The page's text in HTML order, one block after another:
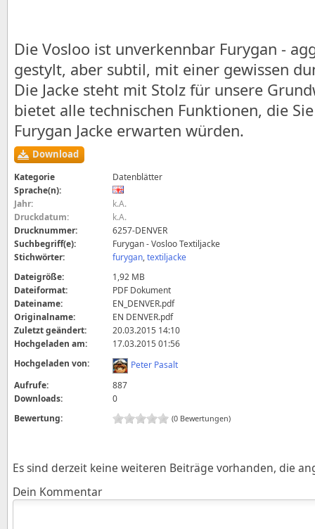
Die Vosloo ist unverkennbar Furygan -
gestylt, aber subtil, mit einer gewissen
Die Jacke steht mit Stolz für unsere
bietet alle technischen Funktionen, die
Furygan Jacke erwarten würden.
Download
Kategorie
Datenblätter
Sprache(n):
Jahr:
k.A.
Druckdatum:
k.A.
Drucknummer:
6257-DENVER
Suchbegriff(e):
Furygan - Vosloo Textiljacke
Stichwörter:
furygan,textiljacke
Dateigröße:
1,92 MB
Dateiformat:
PDF Dokument
Dateiname:
EN_DENVER.pdf
Originalname:
EN DENVER.pdf
Zuletzt geändert:
20.03.2015 14:10
Hochgeladen am:
17.03.2015 01:56
Hochgeladen von:
Peter Pasalt
Aufrufe:
887
Downloads:
0
Bewertung:
(0 Bewertungen)
Es sind derzeit keine weiteren Beiträge vorhanden, die
Dein Kommentar